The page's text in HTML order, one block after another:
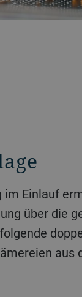
Einlauf
über die
aus